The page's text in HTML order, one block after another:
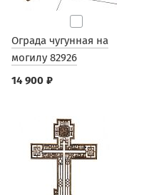
Ограда чугунная на
могилу 82926
14 900 ₽